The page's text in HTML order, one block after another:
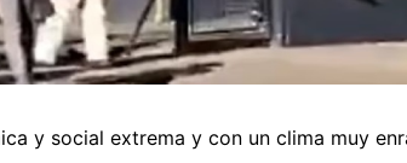
y social extrema y con un clima muy